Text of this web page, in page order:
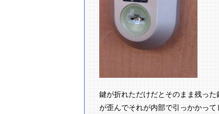
鍵が折れただけだとそのまま残っ
が歪んでそれが内部で引っかかっ